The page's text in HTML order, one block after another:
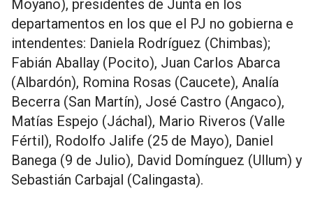
Moyano), presidentes de Junta en los
departamentos en los que el PJ no gobierna e
intendentes: Daniela Rodríguez (Chimbas);
Fabián Aballay (Pocito), Juan Carlos Abarca
(Albardón), Romina Rosas (Caucete), Analía
Becerra (San Martín), José Castro (Angaco),
Matías Espejo (Jáchal), Mario Riveros (Valle
Fértil), Rodolfo Jalife (25 de Mayo), Daniel
Banega (9 de Julio), David Domínguez (Ullum) y
Sebastián Carbajal (Calingasta).